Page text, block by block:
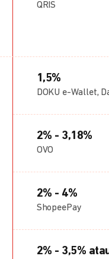
QRIS
1,5%
DOKU e-Wallet,
2% - 3,18%
OVO
2% - 4%
ShopeePay
2% - 3,5%